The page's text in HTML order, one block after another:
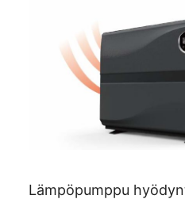
Lämpöpumppu